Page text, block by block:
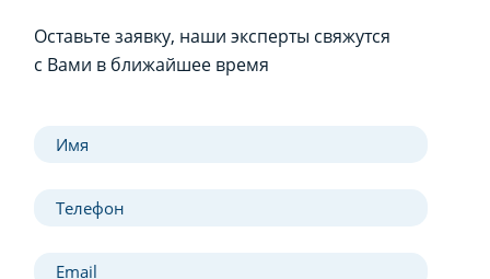
Оставьте заявку, наши эксперты свяжутся
с Вами в ближайшее время